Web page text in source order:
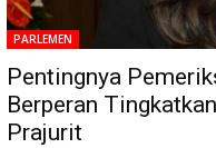
PARLEMEN
Pentingnya
Berperan
Prajurit